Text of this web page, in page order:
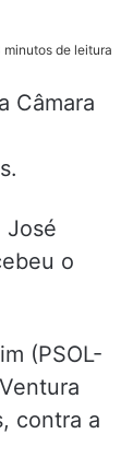
minutos de leitura
Câmara
José
o
(PSOL-
contra a